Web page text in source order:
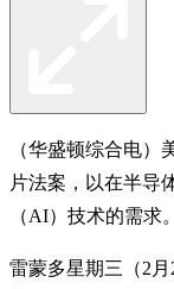
（华盛顿综合电
片法案，以在半导
（AI）技术的需求。
雷蒙多星期三（2